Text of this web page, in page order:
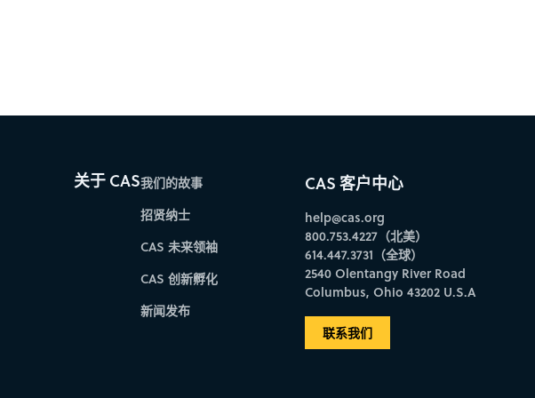
关于 CAS我们的故事
招贤纳士
CAS 未来领袖
CAS 创新孵化
新闻发布
CAS 客户中心
help@cas.org
800.753.4227（北美）
614.447.3731（全球）
2540 Olentangy River Road
Columbus, Ohio 43202 U.S.A
联系我们